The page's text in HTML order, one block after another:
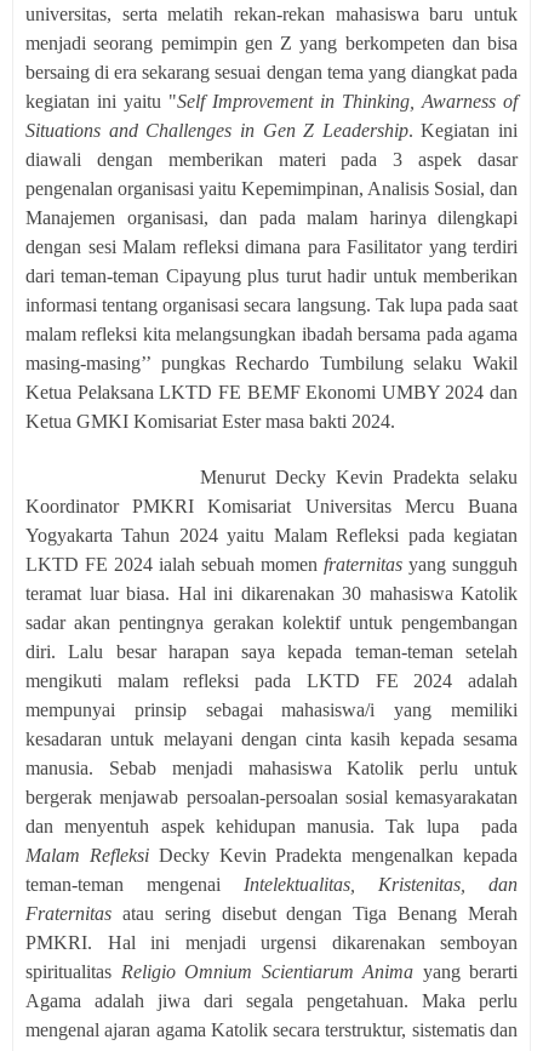
universitas, serta melatih rekan-rekan mahasiswa baru untuk
menjadi seorang pemimpin gen Z yang berkompeten dan bisa
bersaing di era sekarang sesuai dengan tema yang diangkat pada
kegiatan ini yaitu "Self Improvement in Thinking, Awarness of
Situations and Challenges in Gen Z Leadership. Kegiatan ini
diawali dengan memberikan materi pada 3 aspek dasar
pengenalan organisasi yaitu Kepemimpinan, Analisis Sosial, dan
Manajemen organisasi, dan pada malam harinya dilengkapi
dengan sesi Malam refleksi dimana para Fasilitator yang terdiri
dari teman-teman Cipayung plus turut hadir untuk memberikan
informasi tentang organisasi secara langsung. Tak lupa pada saat
malam refleksi kita melangsungkan ibadah bersama pada agama
masing-masing’’ pungkas Rechardo Tumbilung selaku Wakil
Ketua Pelaksana LKTD FE BEMF Ekonomi UMBY 2024 dan
Ketua GMKI Komisariat Ester masa bakti 2024.
Menurut Decky Kevin Pradekta selaku
Koordinator PMKRI Komisariat Universitas Mercu Buana
Yogyakarta Tahun 2024 yaitu Malam Refleksi pada kegiatan
LKTD FE 2024 ialah sebuah momen fraternitas yang sungguh
teramat luar biasa. Hal ini dikarenakan 30 mahasiswa Katolik
sadar akan pentingnya gerakan kolektif untuk pengembangan
diri. Lalu besar harapan saya kepada teman-teman setelah
mengikuti malam refleksi pada LKTD FE 2024 adalah
mempunyai prinsip sebagai mahasiswa/i yang memiliki
kesadaran untuk melayani dengan cinta kasih kepada sesama
manusia. Sebab menjadi mahasiswa Katolik perlu untuk
bergerak menjawab persoalan-persoalan sosial kemasyarakatan
dan menyentuh aspek kehidupan manusia. Tak lupa
pada
Malam RefleksiDecky Kevin Pradekta mengenalkan kepada
teman-teman mengenai Intelektualitas, Kristenitas, dan
Fraternitas atau sering disebut dengan Tiga Benang Merah
PMKRI. Hal ini menjadi urgensi dikarenakan semboyan
spiritualitas Religio Omnium Scientiarum Anima yang berarti
Agama adalah jiwa dari segala pengetahuan. Maka perlu
mengenal ajaran agama Katolik secara terstruktur, sistematis dan